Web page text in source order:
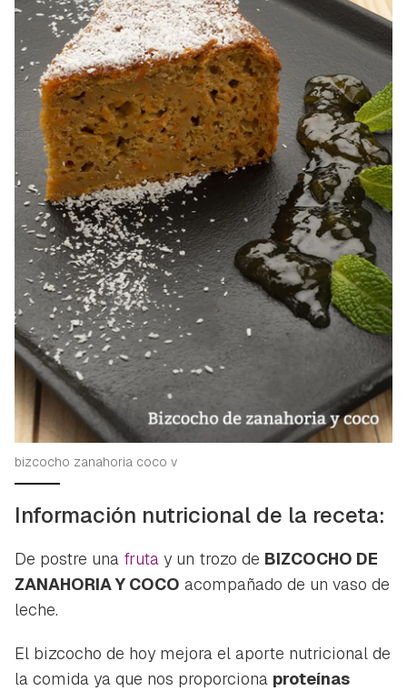
bizcocho zanahoria coco v
Información nutricional de la receta:
De postre una fruta y un trozo de BIZCOCHO DE
ZANAHORIA Y COCO acompañado de un vaso de
leche.
El bizcocho de hoy mejora el aporte nutricional de
la comida ya que nos proporciona proteínas